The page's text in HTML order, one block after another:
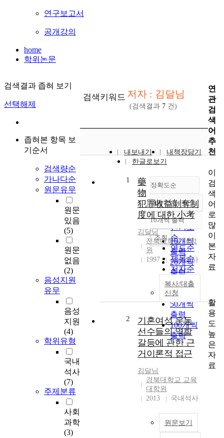
연구보고서
공개강의
home
학위논문
검색결과 좁혀 보기
선택해제
좁혀본 항목 보
기순서
검색량순
가나다순
원문유무
원문
있음
(5)
원문
없음
(2)
음성지원
유무
음성
지원
(4)
학위유형
국내
석사
(7)
주제분류
사회
과학
(3)
검색키워드 저자 : 김달님
(검색결과 7 건)
내보내기
내책장담기
한글로보기
정확도순
정확도
순
인기도
순
연도순
제목순
저자순
발행기
관순
내림차순
내림차순
10개씩 출력
10개씩
출력
20개씩
출력
30개씩
출력
50개씩
출력
100개씩
출력
조회
1
藥
物
犯罪收益剝奪制
度에 대한 小考
김달님
전북대학교 대학
원
1997
국내석사
복사/대출
신청
2
기혼여성 운동
선수들의 역할
갈등에 관한 근
거이론적 접근
김달님
경북대학교 교육
대학원
2013
국내석사
원문보기
연
관
검
색
어
추
천
이
검
색
어
로
많
이
본
자
료
활
용
도
높
은
자
료